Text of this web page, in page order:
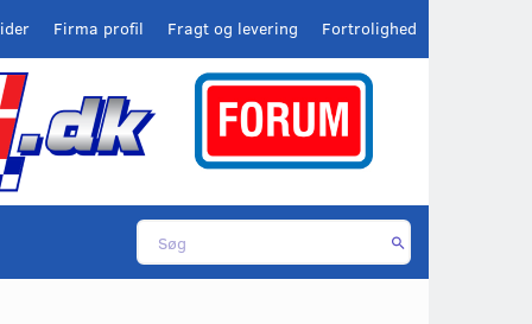
Fortrolighed
Fragt og levering
Firma profil